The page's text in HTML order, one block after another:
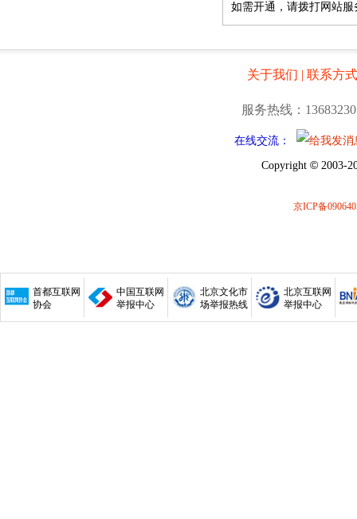
如需开通，请拨打网站服
关于我们 | 联系方式
服务热线：
在线交流：
Copyright © 2003-
京ICP备
首都互联网
协会
中国互联网
举报中心
北京文化市
场举报热线
北京互联网
举报中心